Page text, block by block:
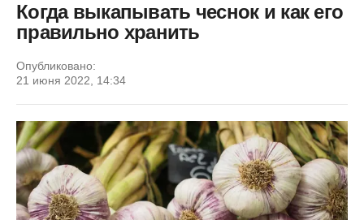
Когда выкапывать чеснок и как его
правильно хранить
Опубликовано:
21 июня 2022, 14:34